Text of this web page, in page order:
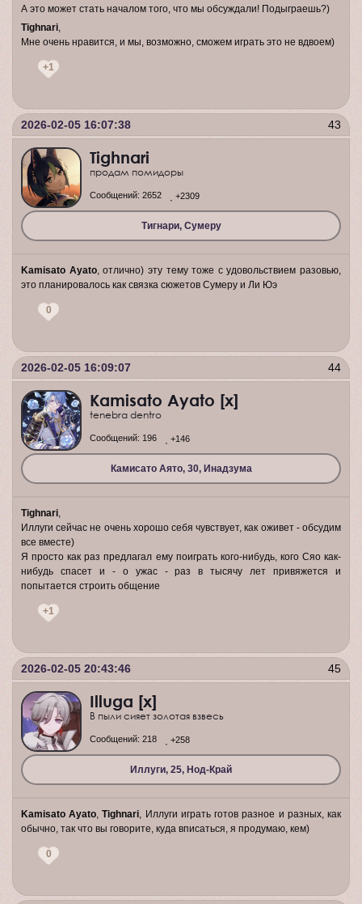
А это может стать началом того, что мы обсуждали! Подыграешь?)
Tighnari,
Мне очень нравится, и мы, возможно, сможем играть это не вдвоем)
+1
43
2026-02-05 16:07:38
Tighnari
продам помидоры
Тигнари, Сумеру
Сообщений: 2652 +2309
Kamisato Ayato, отлично) эту тему тоже с удовольствием разовью,
это планировалось как связка сюжетов Сумеру и Ли Юэ
0
44
2026-02-05 16:09:07
Kamisato Ayato [x]
tenebra dentro
Камисато Аято, 30, Инадзума
Сообщений: 196 +146
Tighnari,
Иллуги сейчас не очень хорошо себя чувствует, как оживет - обсудим
все вместе)
Я просто как раз предлагал ему поиграть кого-нибудь, кого Сяо как-
нибудь спасет и - о ужас - раз в тысячу лет привяжется и
попытается строить общение
+1
45
2026-02-05 20:43:46
Illuga [x]
В пыли сияет золотая взвесь
Иллуги, 25, Нод-Край
Сообщений: 218 +258
Kamisato Ayato,Tighnari, Иллуги играть готов разное и разных, как
обычно, так что вы говорите, куда вписаться, я продумаю, кем)
0